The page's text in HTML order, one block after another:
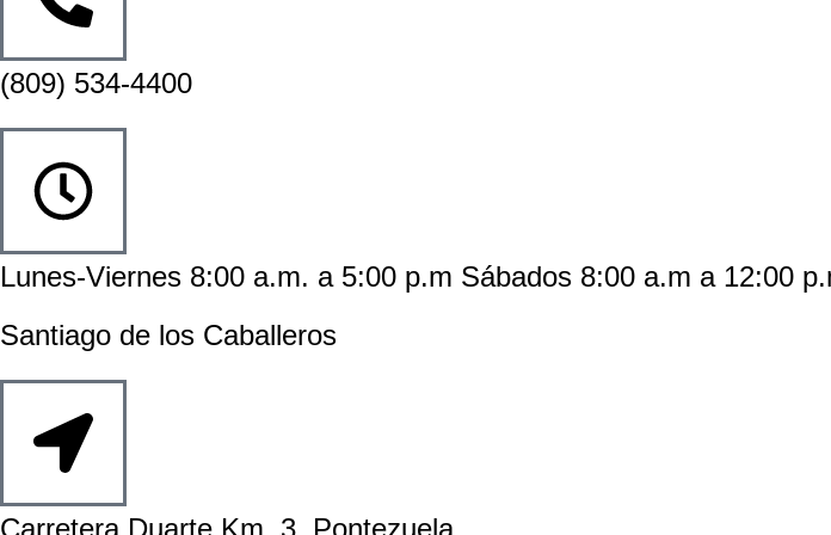
(809) 534-4400
Lunes-Viernes 8:00 a.m. a 5:00 p.m Sábados 8:00 a.m a 12:00
Santiago de los Caballeros
Carretera Duarte Km. 3, Pontezuela.